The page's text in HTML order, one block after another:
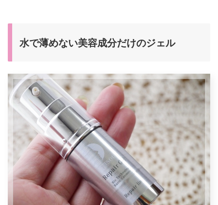
水で薄めない美容成分だけのジェル